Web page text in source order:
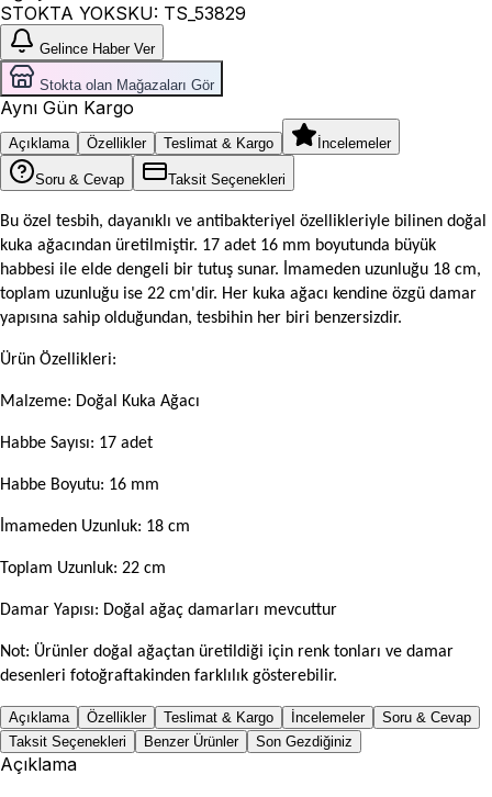
STOKTA YOKSKU: TS_53829
Gelince Haber Ver
Stokta olan Mağazaları Gör
Aynı Gün Kargo
Açıklama Özellikler Teslimat & Kargo İncelemeler
Soru & Cevap Taksit Seçenekleri
Bu özel tesbih, dayanıklı ve antibakteriyel özellikleriyle bilinen doğal
kuka ağacından üretilmiştir. 17 adet 16 mm boyutunda büyük
habbesi ile elde dengeli bir tutuş sunar. İmameden uzunluğu 18 cm,
toplam uzunluğu ise 22 cm'dir. Her kuka ağacı kendine özgü damar
yapısına sahip olduğundan, tesbihin her biri benzersizdir.
Ürün Özellikleri:
Malzeme: Doğal Kuka Ağacı
Habbe Sayısı: 17 adet
Habbe Boyutu: 16 mm
İmameden Uzunluk: 18 cm
Toplam Uzunluk: 22 cm
Damar Yapısı: Doğal ağaç damarları mevcuttur
Not: Ürünler doğal ağaçtan üretildiği için renk tonları ve damar
desenleri fotoğraftakinden farklılık gösterebilir.
Açıklama Özellikler Teslimat & Kargo İncelemeler
Soru & Cevap
Taksit Seçenekleri
Benzer Ürünler Son Gezdiğiniz
Açıklama